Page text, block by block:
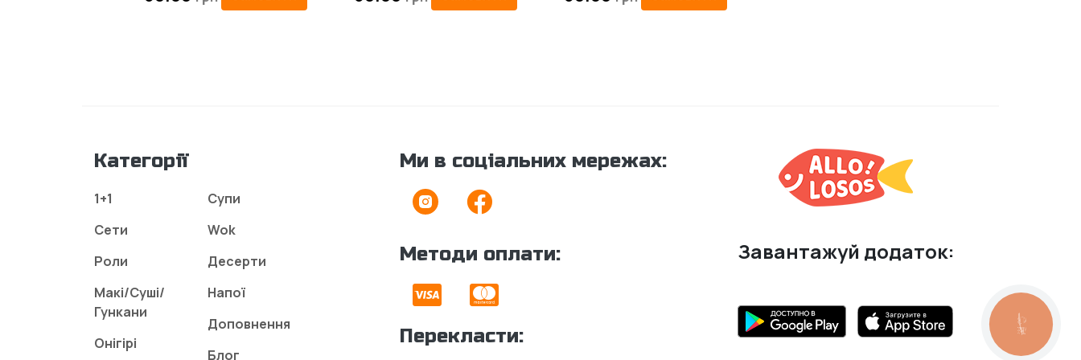
Категорії
1+1
Сети
Роли
Макі/Суші/
Гункани
Онігірі
Супи
Wok
Десерти
Напої
Доповнення
Блог
Ми в соціальних мережах:
Методи оплати:
Перекласти:
Завантажуй додаток:
КНОПКА
ЗВ'ЯЗКУ